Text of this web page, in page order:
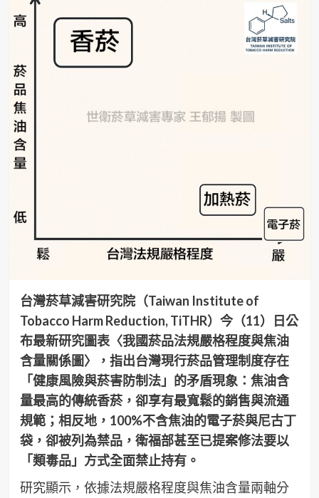
台灣菸草減害研究院（Taiwan Institute of
Tobacco Harm Reduction, TiTHR）今（11）日公
布最新研究圖表〈我國菸品法規嚴格程度與焦油
含量關係圖〉，指出台灣現行菸品管理制度存在
「健康風險與菸害防制法」的矛盾現象：焦油含
量最高的傳統香菸，卻享有最寬鬆的銷售與流通
規範；相反地，100%不含焦油的電子菸與尼古丁
袋，卻被列為禁品，衛福部甚至已提案修法要以
「類毒品」方式全面禁止持有。
研究顯示，依據法規嚴格程度與焦油含量兩軸分